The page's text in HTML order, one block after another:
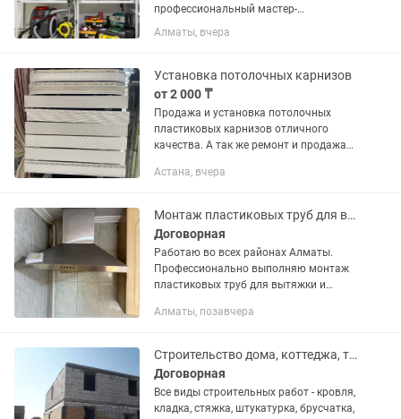
профессиональный мастер-
отделочник? Нет смысла тратить сотни
тысяч тенге на покупку дорогого
Компания Trade Energy предоставит...
Алматы, вчера
Установка потолочных карнизов
от 2 000 ₸
Продажа и установка потолочных
пластиковых карнизов отличного
качества. А так же ремонт и продажа
катушек, креплений, регулировка.
Астана, вчера
Монтаж пластиковых труб для вытяжки
Договорная
Работаю во всех районах Алматы.
Профессионально выполняю монтаж
пластиковых труб для вытяжки и
Аккуратная установка Герметичные
Работаю быстро...
Алматы, позавчера
Строительство дома, коттеджа, таунхауса,ремонт под ключ, по дизайн проекту
Договорная
Все виды строительных работ - кровля,
кладка, стяжка, штукатурка, брусчатка,